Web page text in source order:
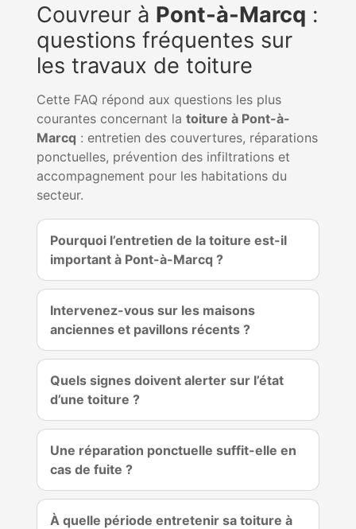
Couvreur à Pont-à-Marcq :
questions fréquentes sur
les travaux de toiture
Cette FAQ répond aux questions les plus
courantes concernant la toiture à Pont-à-
Marcq : entretien des couvertures, réparations
ponctuelles, prévention des infiltrations et
accompagnement pour les habitations du
secteur.
Pourquoi l’entretien de la toiture est-il
important à Pont-à-Marcq ?
Intervenez-vous sur les maisons
anciennes et pavillons récents ?
Quels signes doivent alerter sur l’état
d’une toiture ?
Une réparation ponctuelle suffit-elle en
cas de fuite ?
À quelle période entretenir sa toiture à